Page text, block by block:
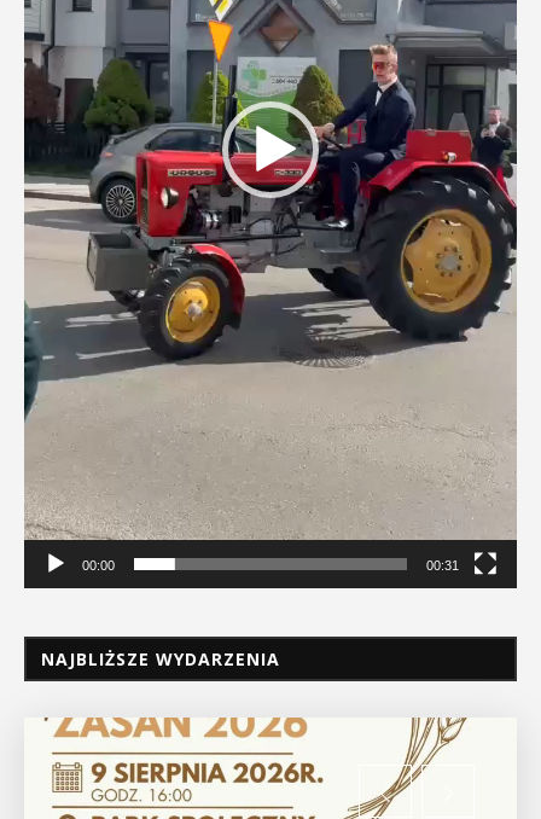
00:00 00:31
NAJBLIŻSZE WYDARZENIA